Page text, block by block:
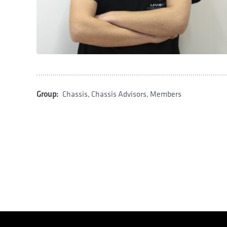
Group: Chassis, Chassis Advisors, Members